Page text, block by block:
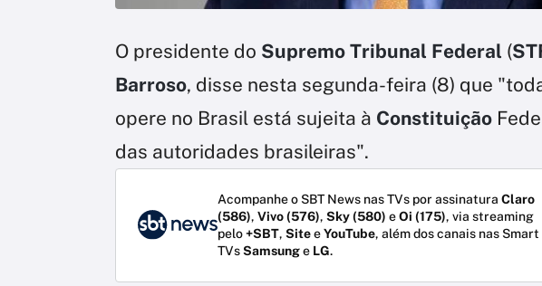
O presidente do Supremo Tribunal Federal (
Barroso, disse nesta segunda-feira (8) que
opere no Brasil está sujeita à Constituição
das autoridades brasileiras".
Acompanhe o SBT News nas TVs por assinatura Claro
(586), Vivo (576), Sky (580) eOi (175), via streaming
pelo+SBT, SiteeYouTube, além dos canais nas Smart
TVsSamsunge LG.